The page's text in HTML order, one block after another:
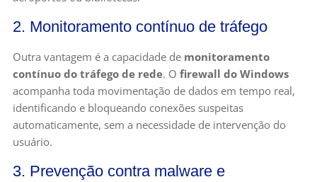
2. Monitoramento contínuo de tráfego
Outra vantagem é a capacidade de monitoramento
contínuo do tráfego de rede. O firewall do Windows
acompanha toda movimentação de dados em tempo real,
identificando e bloqueando conexões suspeitas
automaticamente, sem a necessidade de intervenção do
usuário.
3. Prevenção contra malware e